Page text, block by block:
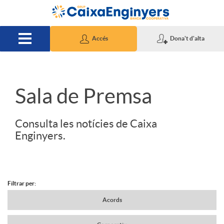
Salta al contingut principal
Accés Dona't d'alta
S
d
Sala de Premsa
Consulta les notícies de Caixa
Enginyers.
N
Filtrar per:
Acords